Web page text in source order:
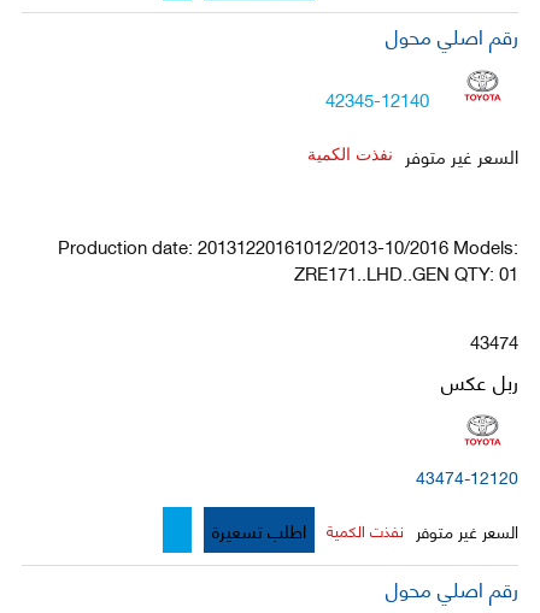
رقم اصلي محول
42345-12140
السعر غير متوفر
نفذت الكمية
Production date: 20131220161012/2013-10/2016 Models:
ZRE171..LHD..GEN QTY: 01
43474
ربل عكس
43474-12120
السعر غير متوفر نفذت الكمية اطلب تسعيرة
رقم اصلي محول